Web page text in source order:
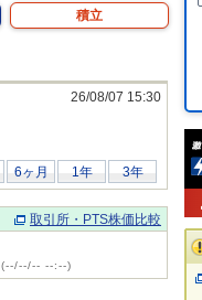
積立
26/08/07 15:30
6ヶ月 1年 3年
取引所・PTS株価比較
(--/--/-- --:--)